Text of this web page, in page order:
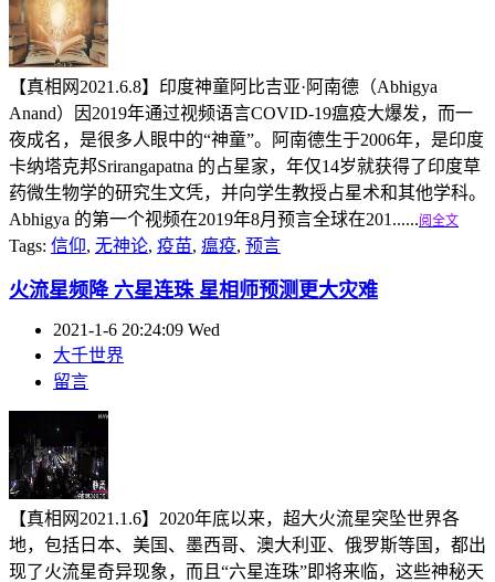
【真相网2021.6.8】印度神童阿比吉亚·阿南德（Abhigya
Anand）因2019年通过视频语言COVID-19瘟疫大爆发，而一
夜成名，是很多人眼中的“神童”。阿南德生于2006年，是印度
卡纳塔克邦Srirangapatna 的占星家，年仅14岁就获得了印度草
药微生物学的研究生文凭，并向学生教授占星术和其他学科。
Abhigya 的第一个视频在2019年8月预言全球在201......阅全文
Tags: 信仰, 无神论, 疫苗, 瘟疫, 预言
火流星频降 六星连珠 星相师预测更大灾难
2021-1-6 20:24:09 Wed
大千世界
留言
【真相网2021.1.6】2020年底以来，超大火流星突坠世界各
地，包括日本、美国、墨西哥、澳大利亚、俄罗斯等国，都出
现了火流星奇异现象，而且“六星连珠”即将来临，这些神秘天